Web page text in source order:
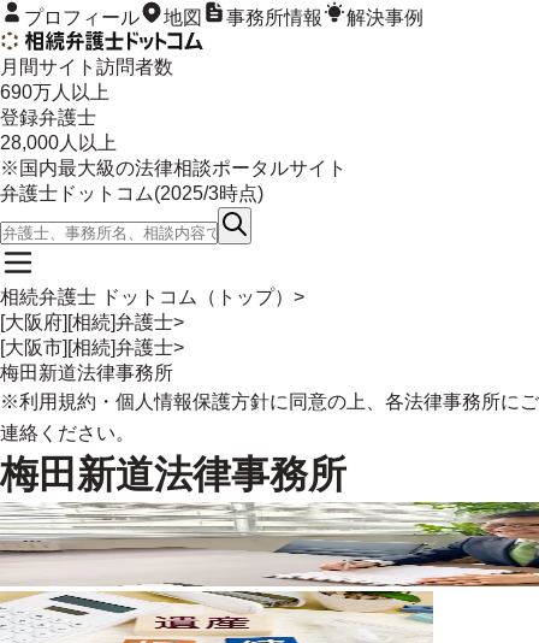
プロフィール 地図 事務所情報 解決事例
月間サイト訪問者数
690万人以上
登録弁護士
28,000人以上
※国内最大級の法律相談ポータルサイト
弁護士ドットコム(2025/3時点)
相続弁護士 ドットコム（トップ） >
[大阪府][相続]弁護士>
[大阪市][相続]弁護士>
梅田新道法律事務所
※利用規約 ・ 個人情報保護方針に同意の上、各法律事務所にご
連絡ください。
梅田新道法律事務所